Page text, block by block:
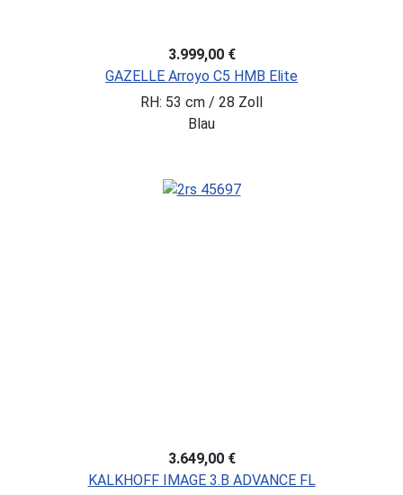
3.999,00 €
GAZELLE Arroyo C5 HMB Elite
RH: 53 cm / 28 Zoll
Blau
3.649,00 €
KALKHOFF IMAGE 3.B ADVANCE FL